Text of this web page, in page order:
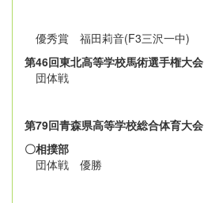
優秀賞 福田莉音(F3三沢一中)
第46回東北高等学校馬術選手権大会
団体戦
第79回青森県高等学校総合体育大会
〇相撲部
団体戦 優勝